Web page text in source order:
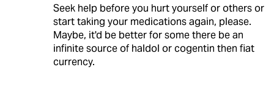
Seek help before you hurt yourself or others or
start taking your medications again, please.
Maybe, it'd be better for some there be an
infinite source of haldol or cogentin then fiat
currency.